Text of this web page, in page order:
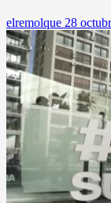
elremolque 28